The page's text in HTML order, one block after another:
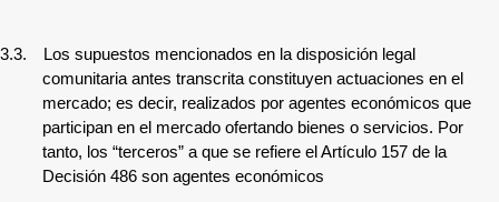
3.3.
Los supuestos mencionados en la disposición legal
comunitaria antes transcrita constituyen actuaciones en el
mercado; es decir, realizados por agentes económicos que
participan en el mercado ofertando bienes o servicios. Por
tanto, los “terceros” a que se refiere el Artículo 157 de la
Decisión 486 son agentes económicos